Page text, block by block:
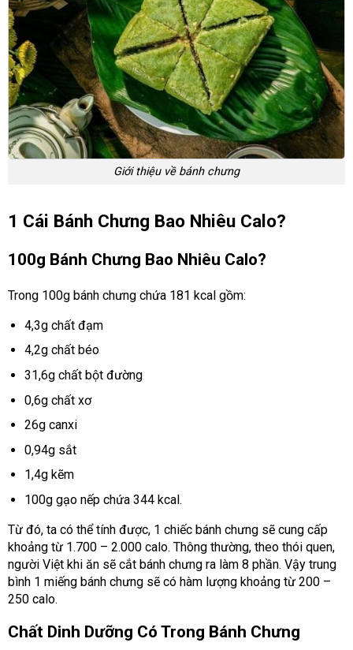
Giới thiệu về bánh chưng
1 Cái Bánh Chưng Bao Nhiêu Calo?
100g Bánh Chưng Bao Nhiêu Calo?
Trong 100g bánh chưng chứa 181 kcal gồm:
4,3g chất đạm
4,2g chất béo
31,6g chất bột đường
0,6g chất xơ
26g canxi
0,94g sắt
1,4g kẽm
100g gạo nếp chứa 344 kcal.
Từ đó, ta có thể tính được, 1 chiếc bánh chưng sẽ cung cấp
khoảng từ 1.700 – 2.000 calo. Thông thường, theo thói quen,
người Việt khi ăn sẽ cắt bánh chưng ra làm 8 phần. Vậy trung
bình 1 miếng bánh chưng sẽ có hàm lượng khoảng từ 200 –
250 calo.
Chất Dinh Dưỡng Có Trong Bánh Chưng